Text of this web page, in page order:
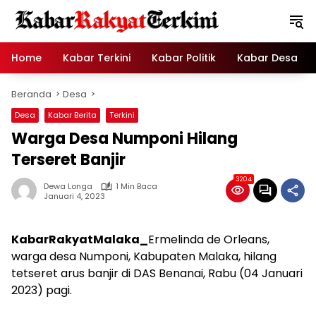
Home
Kabar Terkini Kabar Politik Kabar Desa
Beranda Desa
Desa Kabar Berita Terkini
Warga Desa Numponi Hilang
Terseret Banjir
Dewa Longa
1 Min Baca
Januari 4, 2023
3204
KabarRakyatMalaka_Ermelinda de Orleans,
warga desa Numponi, Kabupaten Malaka, hilang
tetseret arus banjir di DAS Benanai, Rabu (04 Januari
2023) pagi.